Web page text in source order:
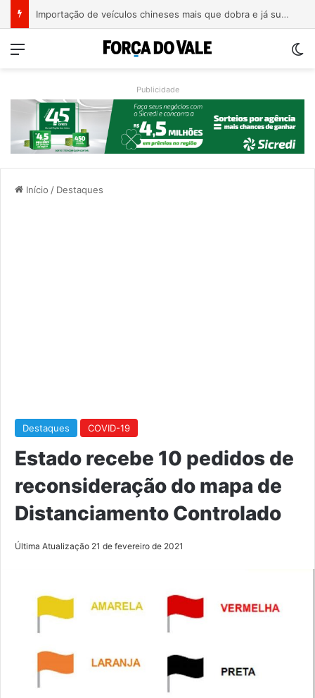
Importação de veículos chineses mais que dobra e já supera metade das compras externas do Brasil
Menu
Publicidade
Início / Destaques
Destaques COVID-19
Estado recebe 10 pedidos de
reconsideração do mapa de
Distanciamento Controlado
Última Atualização 21 de fevereiro de 2021